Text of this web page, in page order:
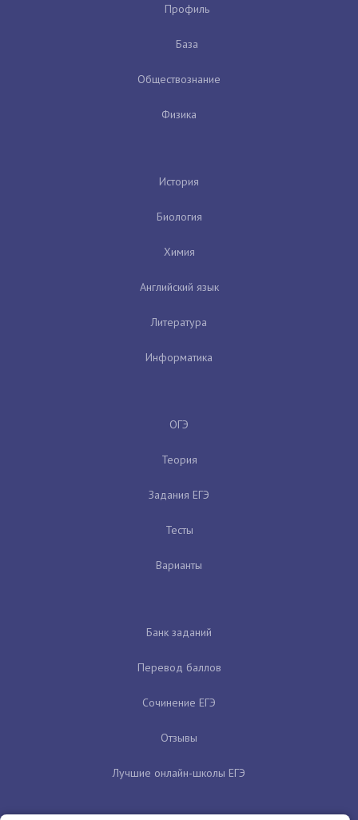
Профиль
База
Обществознание
Физика
История
Биология
Химия
Английский язык
Литература
Информатика
ОГЭ
Теория
Задания ЕГЭ
Тесты
Варианты
Банк заданий
Перевод баллов
Сочинение ЕГЭ
Отзывы
Лучшие онлайн-школы ЕГЭ